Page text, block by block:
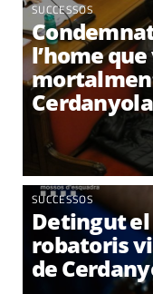
SUCCESSOS
l’home
Cerdanyola
SUCCESSOS
Detingut
robatoris
de